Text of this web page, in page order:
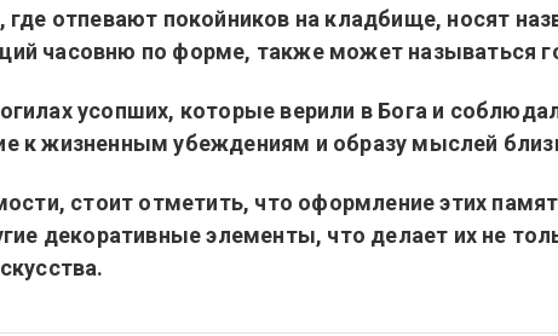
отпевают покойников на кладбище, носят
часовню по форме, также может называться
усопших, которые верили в Бога и
к жизненным убеждениям и образу мыслей
стоит отметить, что оформление этих
декоративные элементы, что делает их не